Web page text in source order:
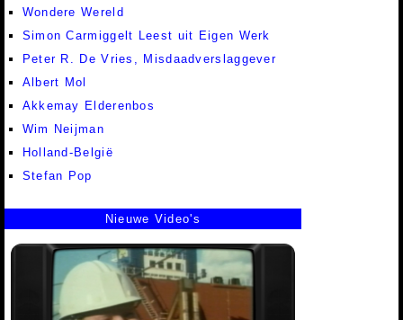
Wondere Wereld
Simon Carmiggelt Leest uit Eigen Werk
Peter R. De Vries, Misdaadverslaggever
Albert Mol
Akkemay Elderenbos
Wim Neijman
Holland-België
Stefan Pop
Nieuwe Video's